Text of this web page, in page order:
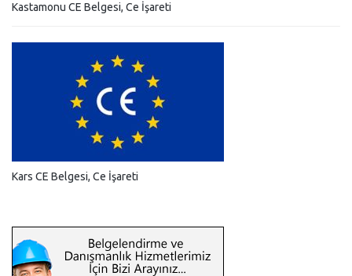
Kastamonu CE Belgesi, Ce İşareti
Kars CE Belgesi, Ce İşareti